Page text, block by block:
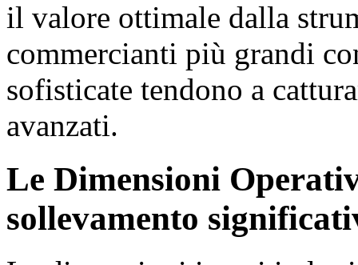
il valore ottimale dalla
commercianti più grandi
sofisticate tendono a
avanzati.
Le Dimensioni
sollevamento